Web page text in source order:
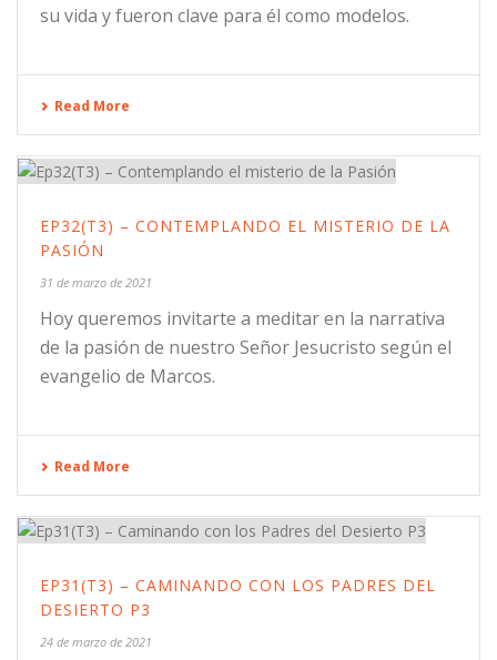
su vida y fueron clave para él como modelos.
Read More
EP32(T3) – CONTEMPLANDO EL MISTERIO DE LA
PASIÓN
31 de marzo de 2021
Hoy queremos invitarte a meditar en la narrativa
de la pasión de nuestro Señor Jesucristo según el
evangelio de Marcos.
Read More
EP31(T3) – CAMINANDO CON LOS PADRES DEL
DESIERTO P3
24 de marzo de 2021